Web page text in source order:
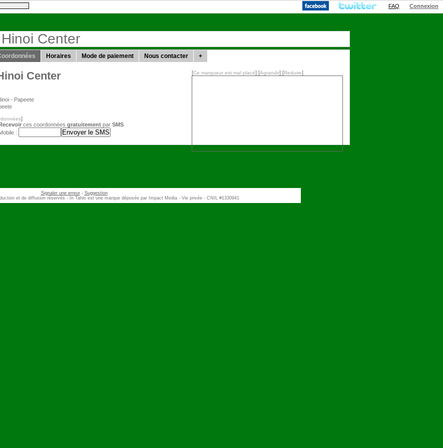
Connexion
FAQ
Center
Horaires Mode de paiement Nous contacter +
[Ce marqueur est mal placé] [Agrandir] [Reduire]
Center
- Papeete
]
ces coordonnées gratuitementpar SMS
:
Signaler une erreur- Suggestion
et de diffusion réservés - In Tahiti est une marque déposée par Impact Media - Vie privée - CNIL #1330941